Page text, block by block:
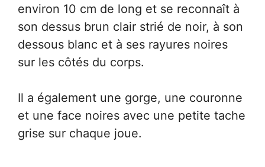
environ 10 cm de long et se reconnaît à
son dessus brun clair strié de noir, à son
dessous blanc et à ses rayures noires
sur les côtés du corps.
Il a également une gorge, une couronne
et une face noires avec une petite tache
grise sur chaque joue.